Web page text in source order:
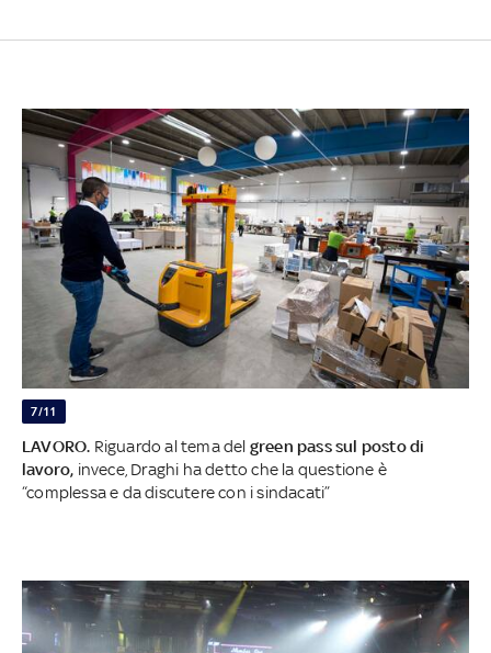
7/11
LAVORO. Riguardo al tema del green pass sul posto di
lavoro, invece, Draghi ha detto che la questione è
“complessa e da discutere con i sindacati”